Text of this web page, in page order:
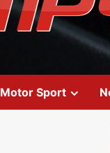
Motor Sport